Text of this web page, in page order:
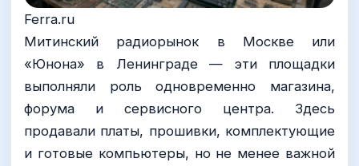
Ferra.ru
Митинский радиорынок в Москве или
«Юнона» в Ленинграде — эти площадки
выполняли роль одновременно магазина,
форума и сервисного центра. Здесь
продавали платы, прошивки, комплектующие
и готовые компьютеры, но не менее важной